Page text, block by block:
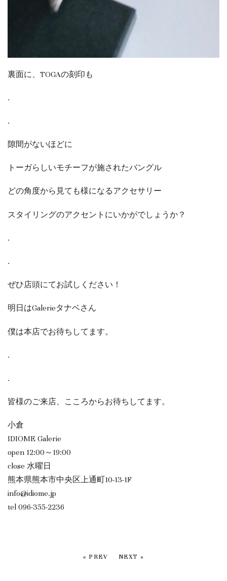
裏面に、TOGAの刻印も
.
.
隙間がないほどに
トーガらしいモチーフが施されたバングル
どの角度から見ても様になるアクセサリー
スタイリングのアクセントにいかがでしょうか？
.
.
ぜひ店頭にてお試しください！
明日はGalerieタナベさん
僕は本店でお待ちしてます。
.
.
皆様のご来店、こころからお待ちしてます。
小倉
IDIOME Galerie
open 12:00～19:00
close 水曜日
熊本県熊本市中央区上通町10-13-1F
info@idiome.jp
tel 096-355-2236
« PREV NEXT »